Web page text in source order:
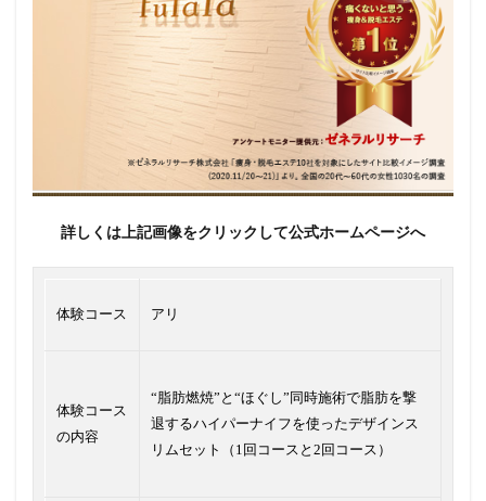
詳しくは上記画像をクリックして公式ホームページへ
体験コース アリ
体験コース
の内容
“脂肪燃焼”と“ほぐし”同時施術で脂肪を撃
退するハイパーナイフを使ったデザインス
リムセット（1回コースと2回コース）